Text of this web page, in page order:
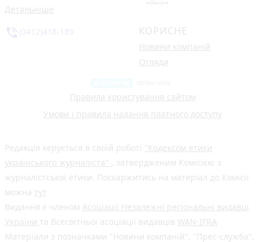
Детальніше
КОРИСНЕ
Новини компаній
Огляди
Правила користування сайтом
Умови і правила надання платного доступу
Редакція керується в своїй роботі "Кодексом етики
українського журналіста"
, затвердженим Комісією з
журналістської етики. Поскаржитись на матеріал до Комісії
можна тут
Видання є членом Асоціації Незалежні регіональні видавці
України та Всесвітньої асоціації видавців WAN-IFRA
Матеріали з позначками "Новини компаній", "Прес-служба",